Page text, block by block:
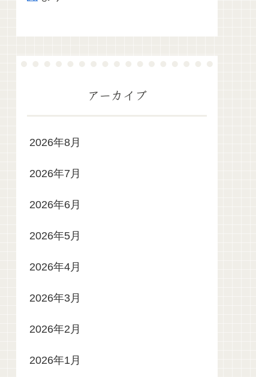
アーカイブ
2026年8月
2026年7月
2026年6月
2026年5月
2026年4月
2026年3月
2026年2月
2026年1月